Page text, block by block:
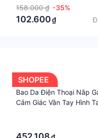
158.000 ₫ -35%
102.600₫
SHOPEE
Bao Da Điện Thoại Nắp
Cảm Giác Vân Tay Hình